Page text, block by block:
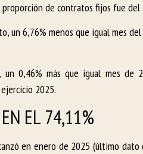
de contratos fijos fue del
un 6,76% menos que igual mes
0,46% más que igual mes de
2025.
EN EL 74,11%
en enero de 2025 (último